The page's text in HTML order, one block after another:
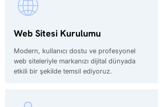
Web Sitesi Kurulumu
Modern, kullanıcı dostu ve profesyonel
web siteleriyle markanızı dijital dünyada
etkili bir şekilde temsil ediyoruz.